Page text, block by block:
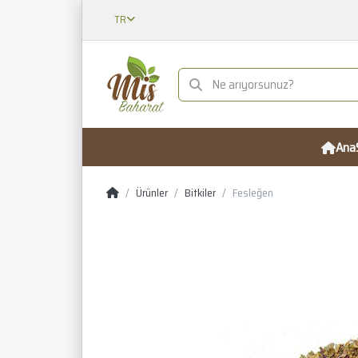
TR
Ürünler Bitkiler Fesleğen